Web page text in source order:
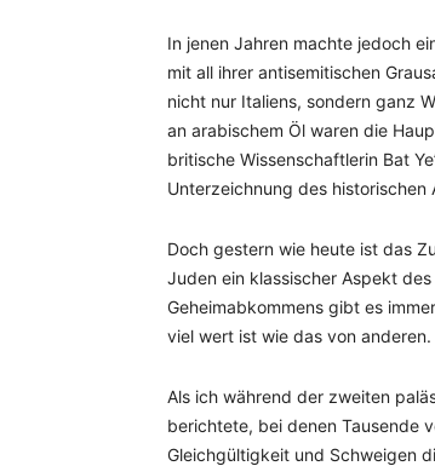
In jenen Jahren machte jedoch
mit all ihrer antisemitischen
nicht nur Italiens, sondern ganz
an arabischem Öl waren die
britische Wissenschaftlerin Bat
Unterzeichnung des historischen
Doch gestern wie heute ist das
Juden ein klassischer Aspekt
Geheimabkommens gibt es
viel wert ist wie das von anderen.
Als ich während der zweiten
berichtete, bei denen Tausende
Gleichgültigkeit und Schweigen